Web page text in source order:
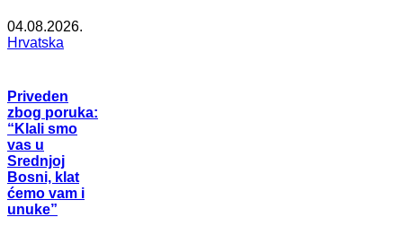
04.08.2026.
Hrvatska
Priveden
zbog poruka:
“Klali smo
vas u
Srednjoj
Bosni, klat
ćemo vam i
unuke”